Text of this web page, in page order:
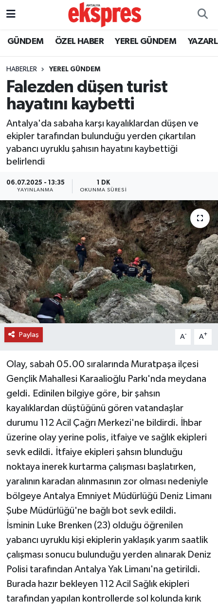
GÜNDEM ÖZEL HABER YEREL GÜNDEM
HABERLER YEREL GÜNDEM
Falezden düşen turist
hayatını kaybetti
Antalya'da sabaha karşı kayalıklardan düşen ve
ekipler tarafından bulunduğu yerden çıkartılan
yabancı uyruklu şahısın hayatını kaybettiği
belirlendi
06.07.2025 - 13:35
YAYINLANMA
1 DK
OKUNMA SÜRESI
Paylaş A- A+
Olay, sabah 05.00 sıralarında Muratpaşa ilçesi
Gençlik Mahallesi Karaalioğlu Parkı'nda meydana
geldi. Edinilen bilgiye göre, bir şahsın
kayalıklardan düştüğünü gören vatandaşlar
durumu 112 Acil Çağrı Merkezi'ne bildirdi. İhbar
üzerine olay yerine polis, itfaiye ve sağlık ekipleri
sevk edildi. İtfaiye ekipleri şahsın blunduğu
noktaya inerek kurtarma çalışması başlatırken,
yaralının karadan alınmasının zor olması nedeniyle
bölgeye Antalya Emniyet Müdürlüğü Deniz Limanı
Şube Müdürlüğü'ne bağlı bot sevk edildi.
İsminin Luke Brenken (23) olduğu öğrenilen
yabancı uyruklu kişi ekiplerin yaklaşık yarım saatlik
çalışması sonucu bulunduğu yerden alınarak Deniz
Polisi tarafından Antalya Yak Limanı'na getirildi.
Burada hazır bekleyen 112 Acil Sağlık ekipleri
tarafından yapılan kontrollerde sol kolunda kırık
ÖZEL HABER
YEREL GÜNDEM
EKONOMİ
KÜLTÜR - SANAT
SPOR
SİYASET
SAĞLIK
DÜNYA
EĞİTİM
TURİZM
RÖPORTAJ
VİDEO HABERLER
YAZARLAR
RESMİ İLAN
MAGAZİN
Nöbetçi Eczaneler
Trafik Durumu
Süper Lig Puan Durumu ve Fikstür
Tüm Manşetler
Son Dakika Haberleri
Haber Arşivi